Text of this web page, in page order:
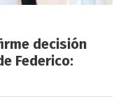
decisión
Federico: